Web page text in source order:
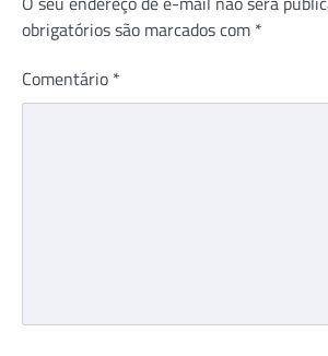
obrigatórios são marcados com *
Comentário *